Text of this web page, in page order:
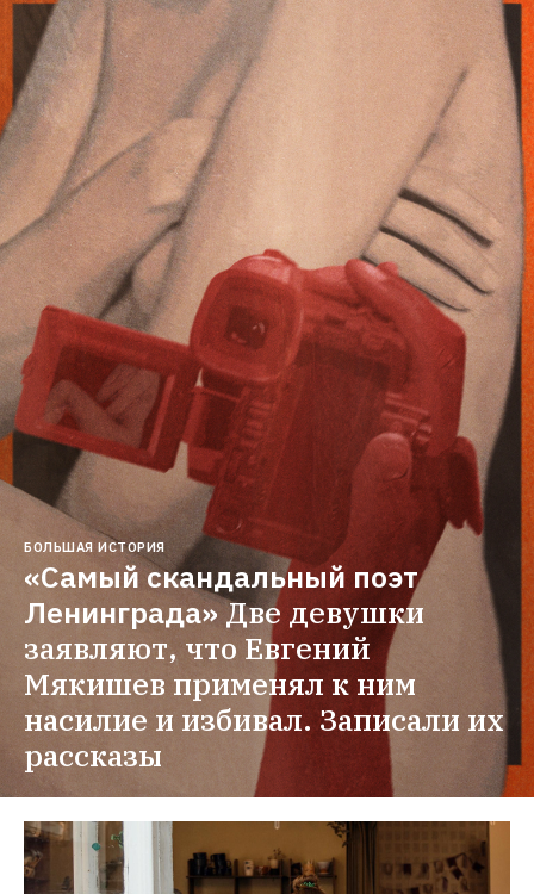
БОЛЬШАЯ ИСТОРИЯ
«Самый скандальный поэт
Ленинграда»Две девушки
заявляют, что Евгений
Мякишев применял к ним
насилие и избивал. Записали их
рассказы